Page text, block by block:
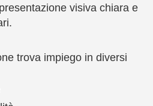
visiva chiara e
trova impiego in diversi